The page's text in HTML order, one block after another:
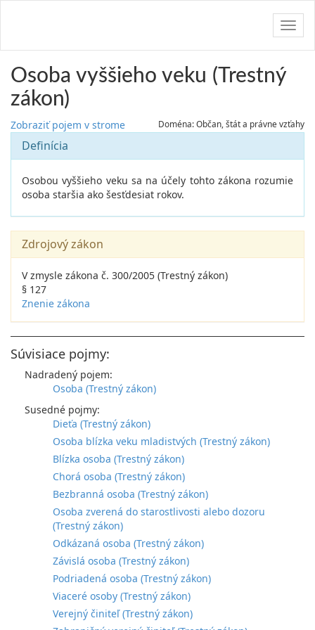
Osoba vyššieho veku (Trestný
zákon)
Zobraziť pojem v strome Doména: Občan, štát a právne vzťahy
Definícia
Osobou vyššieho veku sa na účely tohto zákona rozumie
osoba staršia ako šesťdesiat rokov.
Zdrojový zákon
V zmysle zákona č. 300/2005 (Trestný zákon)
§ 127
Znenie zákona
Súvisiace pojmy:
Nadradený pojem:
Osoba (Trestný zákon)
Susedné pojmy:
Dieťa (Trestný zákon)
Osoba blízka veku mladistvých (Trestný zákon)
Blízka osoba (Trestný zákon)
Chorá osoba (Trestný zákon)
Bezbranná osoba (Trestný zákon)
Osoba zverená do starostlivosti alebo dozoru
(Trestný zákon)
Odkázaná osoba (Trestný zákon)
Závislá osoba (Trestný zákon)
Podriadená osoba (Trestný zákon)
Viaceré osoby (Trestný zákon)
Verejný činiteľ (Trestný zákon)